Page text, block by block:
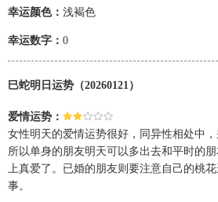
幸运颜色： 浅褐色
幸运数字： 0
巳蛇明日运势（20260121）
爱情运势：
女性明天的爱情运势很好，同异性相处中，
所以单身的朋友明天可以多出去和平时的
上真爱了。已婚的朋友则要注意自己的桃
事。